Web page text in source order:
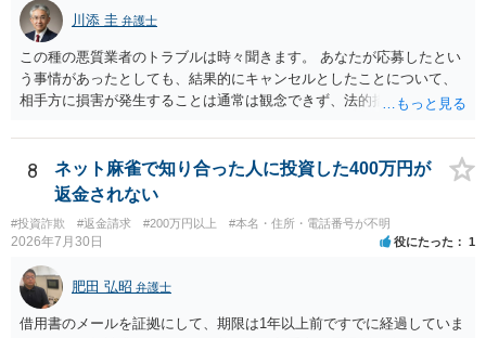
川添 圭 弁護士
この種の悪質業者のトラブルは時々聞きます。 あなたが応募したとい
う事情があったとしても、結果的にキャンセルとしたことについて、
相手方に損害が発生することは通常は観念できず、法的措置を採って
ず、最寄りの消費生活センターへ相談し、連絡を無視してよいかどう
かのアドバイスを受けられることをお勧めします。しつこいようであ
れば、弁護士へ依頼して警告してもらうことも必要になるかもしれま
せん。
8
ネット麻雀で知り合った人に投資した400万円が
返金されない
#投資詐欺 #返金請求 #200万円以上 #本名・住所・電話番号が不明
2026年7月30日 役にたった 1
肥田 弘昭 弁護士
借用書のメールを証拠にして、期限は1年以上前ですでに経過していま